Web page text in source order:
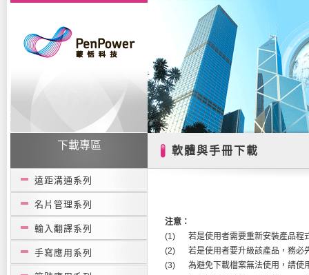
下載專區
遠距溝通系列
名片管理系列
輸入翻譯系列
手寫應用系列
軟體與手冊下載
注意：
(1)
若是使用者需要重新安裝產品程
(2)
若是使用者要升級該產品，務必
(3)
為避免下載檔案無法使用，請使